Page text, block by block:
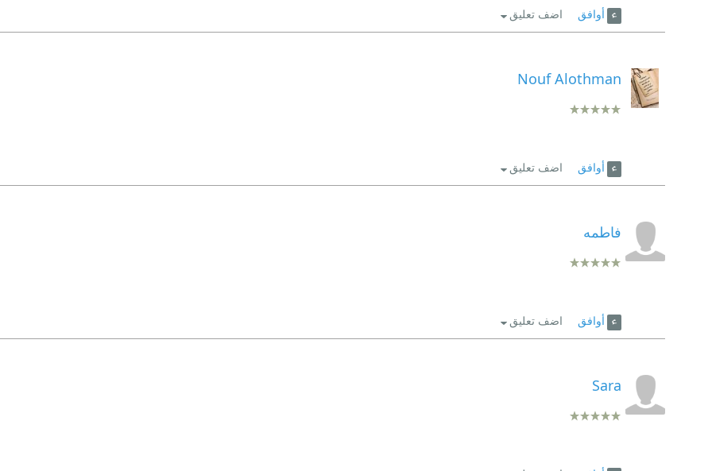
أوافق اضف تعليق
Nouf Alothman
أوافق اضف تعليق
فاطمه
أوافق اضف تعليق
Sara